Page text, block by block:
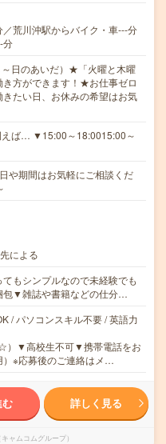
荒川沖駅からバイク・車---分
分
日のあいだ）★「火曜と木曜
方ができます！★お仕事ゼロ
たい日、お休みの希望はお気
えば… ▼15:00～18:0015:00～
期間はお気軽にご相談くだ
による
もシンプルなので未経験でも
▼雑誌や書籍などの仕分…
/ パソコンスキル不要 / 英語力
）▼高校生不可▼携帯電話をお
）※応募後のご連絡はメ…
む 詳しく見る
ャムコムグループ）